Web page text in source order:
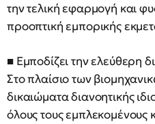
την τελική εφαρμογή και
προοπτική εμπορικής
■ Εμποδίζει την ελεύθερη
Στο πλαίσιο των
δικαιώματα διανοητικής
όλους τους εμπλεκομένους